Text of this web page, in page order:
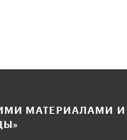
МАТЕРИАЛАМИ И